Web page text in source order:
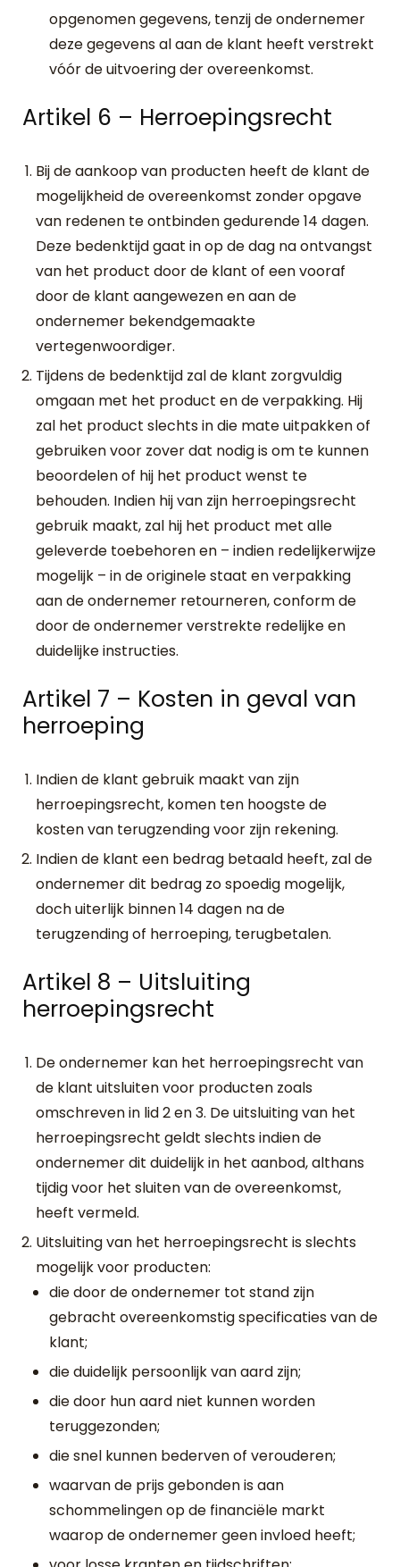
opgenomen gegevens, tenzij de ondernemer
deze gegevens al aan de klant heeft verstrekt
vóór de uitvoering der overeenkomst.
Artikel 6 – Herroepingsrecht
Bij de aankoop van producten heeft de klant de
mogelijkheid de overeenkomst zonder opgave
van redenen te ontbinden gedurende 14 dagen.
Deze bedenktijd gaat in op de dag na ontvangst
van het product door de klant of een vooraf
door de klant aangewezen en aan de
ondernemer bekendgemaakte
vertegenwoordiger.
Tijdens de bedenktijd zal de klant zorgvuldig
omgaan met het product en de verpakking. Hij
zal het product slechts in die mate uitpakken of
gebruiken voor zover dat nodig is om te kunnen
beoordelen of hij het product wenst te
behouden. Indien hij van zijn herroepingsrecht
gebruik maakt, zal hij het product met alle
geleverde toebehoren en – indien redelijkerwijze
mogelijk – in de originele staat en verpakking
aan de ondernemer retourneren, conform de
door de ondernemer verstrekte redelijke en
duidelijke instructies.
Artikel 7 – Kosten in geval van
herroeping
Indien de klant gebruik maakt van zijn
herroepingsrecht, komen ten hoogste de
kosten van terugzending voor zijn rekening.
Indien de klant een bedrag betaald heeft, zal de
ondernemer dit bedrag zo spoedig mogelijk,
doch uiterlijk binnen 14 dagen na de
terugzending of herroeping, terugbetalen.
Artikel 8 – Uitsluiting
herroepingsrecht
De ondernemer kan het herroepingsrecht van
de klant uitsluiten voor producten zoals
omschreven in lid 2 en 3. De uitsluiting van het
herroepingsrecht geldt slechts indien de
ondernemer dit duidelijk in het aanbod, althans
tijdig voor het sluiten van de overeenkomst,
heeft vermeld.
Uitsluiting van het herroepingsrecht is slechts
mogelijk voor producten:
die door de ondernemer tot stand zijn
gebracht overeenkomstig specificaties van de
klant;
die duidelijk persoonlijk van aard zijn;
die door hun aard niet kunnen worden
teruggezonden;
die snel kunnen bederven of verouderen;
waarvan de prijs gebonden is aan
schommelingen op de financiële markt
waarop de ondernemer geen invloed heeft;